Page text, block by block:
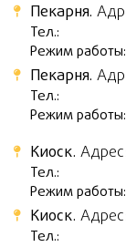
Пекарня.
Тел.:
Режим работы:
Пекарня.
Тел.:
Режим работы:
Киоск.
Тел.:
Режим работы:
Киоск.
Тел.: